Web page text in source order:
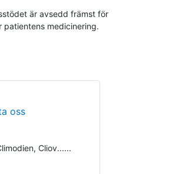
är avsedd främst för
patientens medicinering.
oss
Cliov......